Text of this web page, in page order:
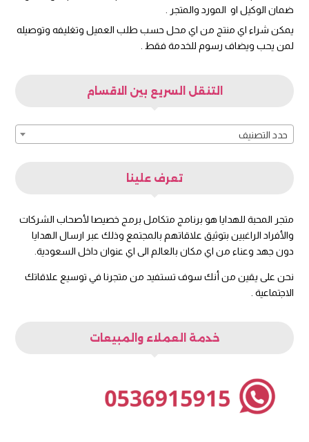
ضمان الوكيل او المورد والمتجر .
يمكن شراء اي منتج من اي محل حسب طلب العميل وتغليفه وتوصيله
لمن يحب ويضاف رسوم للخدمة فقط .
التنقل السريع بين الاقسام
حدد التصنيف
تعرف علينا
متجر المحبة للهدايا هو برنامج متكامل برمج خصيصا لأصحاب الشركات
والأفراد الراغبين بتوثيق علاقاتهم بالمجتمع وذلك عبر ارسال الهدايا
دون جهد وعناء من اي مكان بالعالم الى اي عنوان داخل السعودية.
نحن على يقين من أنك سوف تستفيد من متجرنا في توسيع علاقاتك
الاجتماعية .
خدمة العملاء والمبيعات